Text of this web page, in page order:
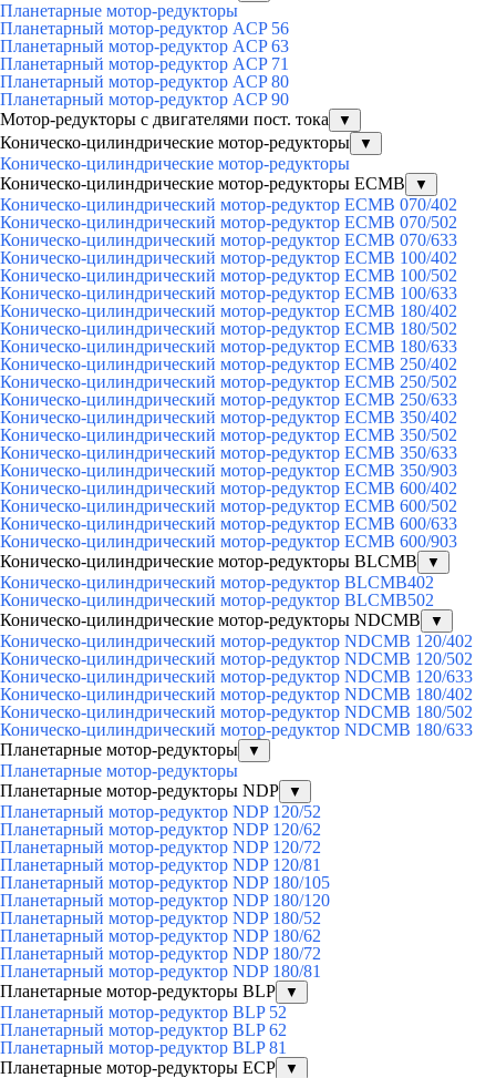
Планетарные мотор-редукторы
Планетарный мотор-редуктор ACP 56
Планетарный мотор-редуктор ACP 63
Планетарный мотор-редуктор ACP 71
Планетарный мотор-редуктор ACP 80
Планетарный мотор-редуктор ACP 90
Мотор-редукторы с двигателями пост. тока
▼
Коническо-цилиндрические мотор-редукторы ▼
Коническо-цилиндрические мотор-редукторы
Коническо-цилиндрические мотор-редукторы ECMB
▼
Коническо-цилиндрический мотор-редуктор ECMB 070/402
Коническо-цилиндрический мотор-редуктор ECMB 070/502
Коническо-цилиндрический мотор-редуктор ECMB 070/633
Коническо-цилиндрический мотор-редуктор ECMB 100/402
Коническо-цилиндрический мотор-редуктор ECMB 100/502
Коническо-цилиндрический мотор-редуктор ECMB 100/633
Коническо-цилиндрический мотор-редуктор ECMB 180/402
Коническо-цилиндрический мотор-редуктор ECMB 180/502
Коническо-цилиндрический мотор-редуктор ECMB 180/633
Коническо-цилиндрический мотор-редуктор ECMB 250/402
Коническо-цилиндрический мотор-редуктор ECMB 250/502
Коническо-цилиндрический мотор-редуктор ECMB 250/633
Коническо-цилиндрический мотор-редуктор ECMB 350/402
Коническо-цилиндрический мотор-редуктор ECMB 350/502
Коническо-цилиндрический мотор-редуктор ECMB 350/633
Коническо-цилиндрический мотор-редуктор ECMB 350/903
Коническо-цилиндрический мотор-редуктор ECMB 600/402
Коническо-цилиндрический мотор-редуктор ECMB 600/502
Коническо-цилиндрический мотор-редуктор ECMB 600/633
Коническо-цилиндрический мотор-редуктор ECMB 600/903
Коническо-цилиндрические мотор-редукторы BLCMB
▼
Коническо-цилиндрический мотор-редуктор BLCMB402
Коническо-цилиндрический мотор-редуктор BLCMB502
Коническо-цилиндрические мотор-редукторы NDCMB
▼
Коническо-цилиндрический мотор-редуктор NDCMB 120/402
Коническо-цилиндрический мотор-редуктор NDCMB 120/502
Коническо-цилиндрический мотор-редуктор NDCMB 120/633
Коническо-цилиндрический мотор-редуктор NDCMB 180/402
Коническо-цилиндрический мотор-редуктор NDCMB 180/502
Коническо-цилиндрический мотор-редуктор NDCMB 180/633
Планетарные мотор-редукторы
▼
Планетарные мотор-редукторы
Планетарные мотор-редукторы NDP
▼
Планетарный мотор-редуктор NDP 120/52
Планетарный мотор-редуктор NDP 120/62
Планетарный мотор-редуктор NDP 120/72
Планетарный мотор-редуктор NDP 120/81
Планетарный мотор-редуктор NDP 180/105
Планетарный мотор-редуктор NDP 180/120
Планетарный мотор-редуктор NDP 180/52
Планетарный мотор-редуктор NDP 180/62
Планетарный мотор-редуктор NDP 180/72
Планетарный мотор-редуктор NDP 180/81
Планетарные мотор-редукторы BLP
▼
Планетарный мотор-редуктор BLP 52
Планетарный мотор-редуктор BLP 62
Планетарный мотор-редуктор BLP 81
Планетарные мотор-редукторы ECP
▼